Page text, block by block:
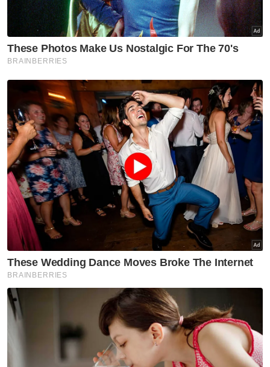
mana-mana individu yang mencadangkan
supaya UMNO memberikan kerusi secara
percuma kepada PPBM supaya menilai
kembali keperluan tersebut daripada segi
perinciannya.
Berita Telus & Tulus menerusi E-Mel setiap
hari!
berkenaan bakal memberikan peluang
kepada PH untuk menang pada PRU15.
Pada masa sama, beliau turut membidas
dakwaan sesetengah pihak yang